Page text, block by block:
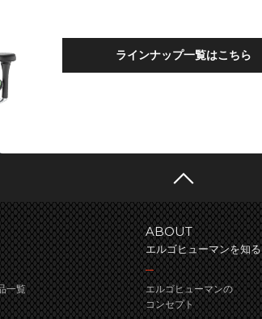
ラインナップ一覧はこちら
一覧
ABOUT
エルゴヒューマンを知る
エルゴヒューマンの
コンセプト